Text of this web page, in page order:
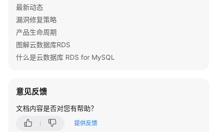
产
品
系
列
例
说
明
最新动态
漏洞修复策略
产品生命周期
图解云数据库RDS
什么是云数据库 RDS for MySQL
意见反馈
文档内容是否对您有帮助？
提供反馈